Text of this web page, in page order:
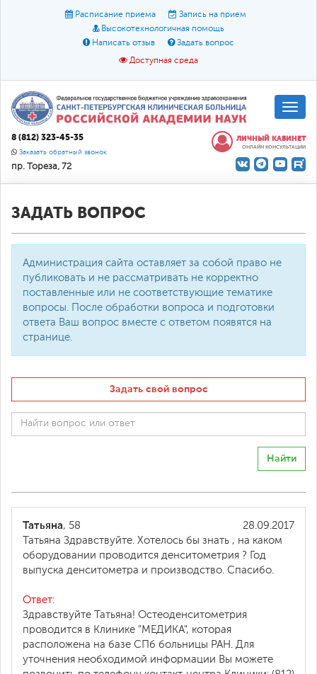
Расписание приема
Запись на прием
Высокотехнологичная помощь
Написать отзыв
Задать вопрос
Доступная среда
Размер шрифта: A A A
Цвет:
О доступной среде
8 (812) 323-45-35
Заказать обратный звонок
пр. Тореза, 72
ЛИЧНЫЙ КАБИНЕТ
ОНЛАЙН КОНСУЛЬТАЦИИ
ЗАДАТЬ ВОПРОС
Администрация сайта оставляет за собой право не
публиковать и не рассматривать не корректно
поставленные или не соответствующие тематике
вопросы. После обработки вопроса и подготовки
ответа Ваш вопрос вместе с ответом появятся на
странице.
Задать свой вопрос
Найти
28.09.2017
Татьяна, 58
Татьяна Здравствуйте. Хотелось бы знать , на каком
оборудовании проводится денситометрия ? Год
выпуска денситометра и производство. Спасибо.
Ответ:
Здравствуйте Татьяна! Остеоденситометрия
проводится в Клинике "МЕДИКА", которая
расположена на базе СПб больницы РАН. Для
уточнения необходимой информации Вы можете